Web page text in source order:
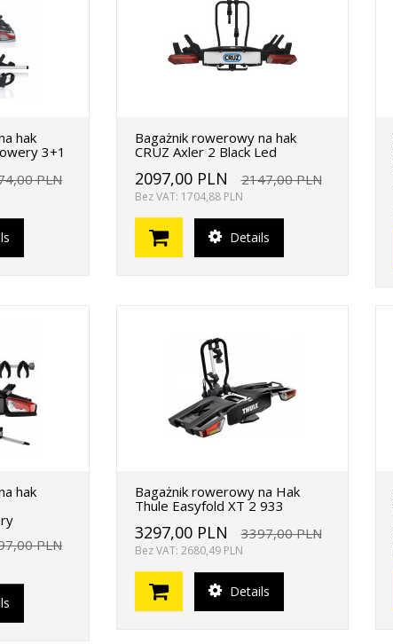
hak
3+1
PLN
Bagażnik rowerowy na hak
CRUZ Axler 2 Black Led
2097,00 PLN 2147,00 PLN
Bez VAT: 1704,88 PLN
Details
hak
PLN
Bagażnik rowerowy na Hak
Thule Easyfold XT 2 933
3297,00 PLN 3397,00 PLN
Bez VAT: 2680,49 PLN
Details